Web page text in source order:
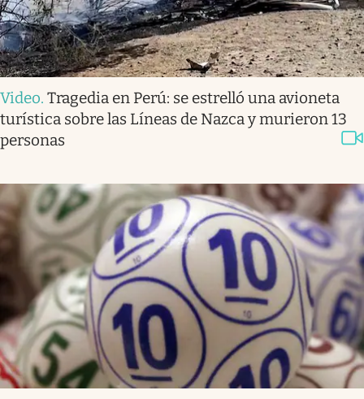
Video. Tragedia en Perú: se estrelló una avioneta
turística sobre las Líneas de Nazca y murieron 13
personas